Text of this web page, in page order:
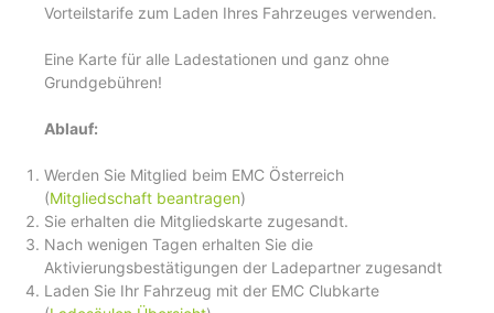
Vorteilstarife zum Laden Ihres Fahrzeuges verwenden.
Eine Karte für alle Ladestationen und ganz ohne
Grundgebühren!
Ablauf:
Werden Sie Mitglied beim EMC Österreich
(Mitgliedschaft beantragen)
Sie erhalten die Mitgliedskarte zugesandt.
Nach wenigen Tagen erhalten Sie die
Aktivierungsbestätigungen der Ladepartner zugesandt
Laden Sie Ihr Fahrzeug mit der EMC Clubkarte